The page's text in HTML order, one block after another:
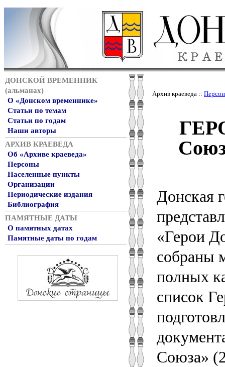
ДОНСКОЙ ВРЕМЕННИК
(альманах)
О «Донском временнике»
Статьи по темам
Статьи по годам
Наши авторы
АРХИВ КРАЕВЕДА
Об «Архиве краеведа»
Персоны
Населенные пункты
Организации
Периодические издания
Библиография
ПАМЯТНЫЕ ДАТЫ
О памятных датах
Памятные даты по годам
Архив краеведа ::
Донская
«Герои
собраны
полных
список
Союза»